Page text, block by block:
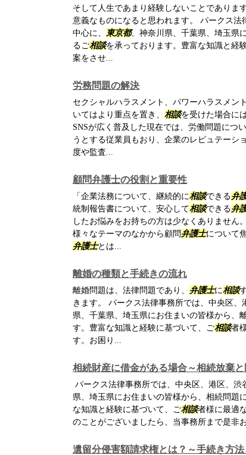
そして人生であまり経験しないことであります
意義なものになると思われます。 パークス
中心に、
東京都、神奈川県、千葉県、埼玉県
るご相談を承っております。豊富な知識と経
案をさせ...
労務問題の解決
セクシャルハラスメント、パワーハラスメン
いてはより重点を置き、 相談を受けた場合に
SNSが広く普及した現在では、労働問題につ
うとする従業員もおり、企業のレピュテーシ
度や監査...
顧問弁護士の役割と重要性
「企業法務について、継続的に相談できる弁
統制報告書について、安心して相談できる弁
したお悩みをお持ちの方は少なくありません
様々なテーマのなかから顧問弁護士について
弁護士とは...
離婚の種類と手続きの流れ
離婚問題は、法律問題であり、 弁護士に相談
きます。 パークス法律事務所では、中央区、
県、千葉県、埼玉県にお住まいの皆様から、
す。豊富な知識と経験に基づいて、ご相談者
す。お困り...
相続財産に借金がある場合～相続放棄
パークス法律事務所では、中央区、港区、渋
県、埼玉県にお住まいの皆様から、相続問題
な知識と経験に基づいて、ご相談者様に最適
のことがございましたら、当事務所まで是非
遺留分侵害額請求権とは？～手続き方